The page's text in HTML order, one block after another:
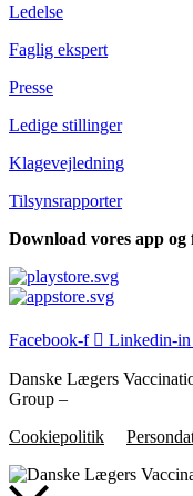
Ledelse
Faglig ekspert
Presse
Ledige stillinger
Klagevejledning
Tilsyns­rapporter
Download vores app
Facebook-f Linkedin-in
Danske Lægers
Group –
Cookiepolitik